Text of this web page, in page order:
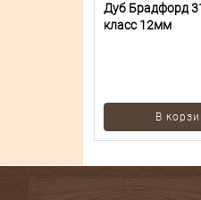
Дуб Брадфорд
класс 12мм
В